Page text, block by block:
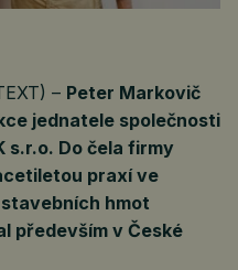
– Peter Markovič
jednatele společnosti
s.r.o. Do čela firmy
praxí ve
hmot
především v České